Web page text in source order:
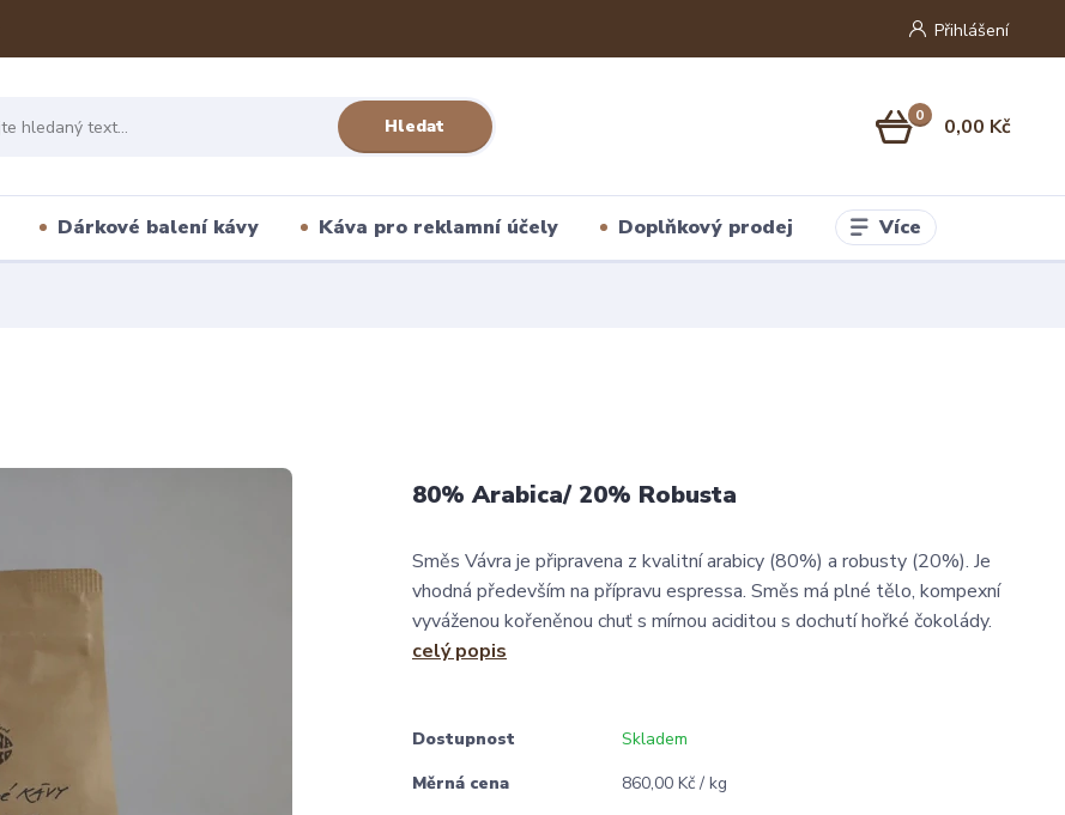
Přihlášení
Hledat 0 0,00 Kč
Dárkové balení kávy Káva pro reklamní účely Doplňkový prodej Více
80% Arabica/ 20% Robusta
Směs Vávra je připravena z kvalitní arabicy (80%) a robusty (20%). Je
vhodná především na přípravu espressa. Směs má plné tělo, kompexní
vyváženou kořeněnou chuť s mírnou aciditou s dochutí hořké čokolády.
celý popis
Dostupnost
Skladem
Měrná cena
860,00 Kč / kg